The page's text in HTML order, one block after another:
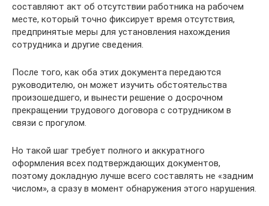
составляют акт об отсутствии работника на рабочем
месте, который точно фиксирует время отсутствия,
предпринятые меры для установления нахождения
сотрудника и другие сведения.
После того, как оба этих документа передаются
руководителю, он может изучить обстоятельства
произошедшего, и вынести решение о досрочном
прекращении трудового договора с сотрудником в
связи с прогулом.
Но такой шаг требует полного и аккуратного
оформления всех подтверждающих документов,
поэтому докладную лучше всего составлять не «задним
числом», а сразу в момент обнаружения этого нарушения.